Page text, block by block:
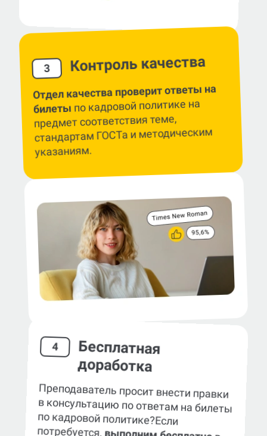
3 Контроль качества
Отдел качества проверит ответы на
билеты по кадровой политике на
предмет соответствия теме,
стандартам ГОСТа и методическим
указаниям.
4 Бесплатная
доработка
Преподаватель просит внести правки
в консультацию по ответам на билеты
по кадровой политике?Если
потребуется,